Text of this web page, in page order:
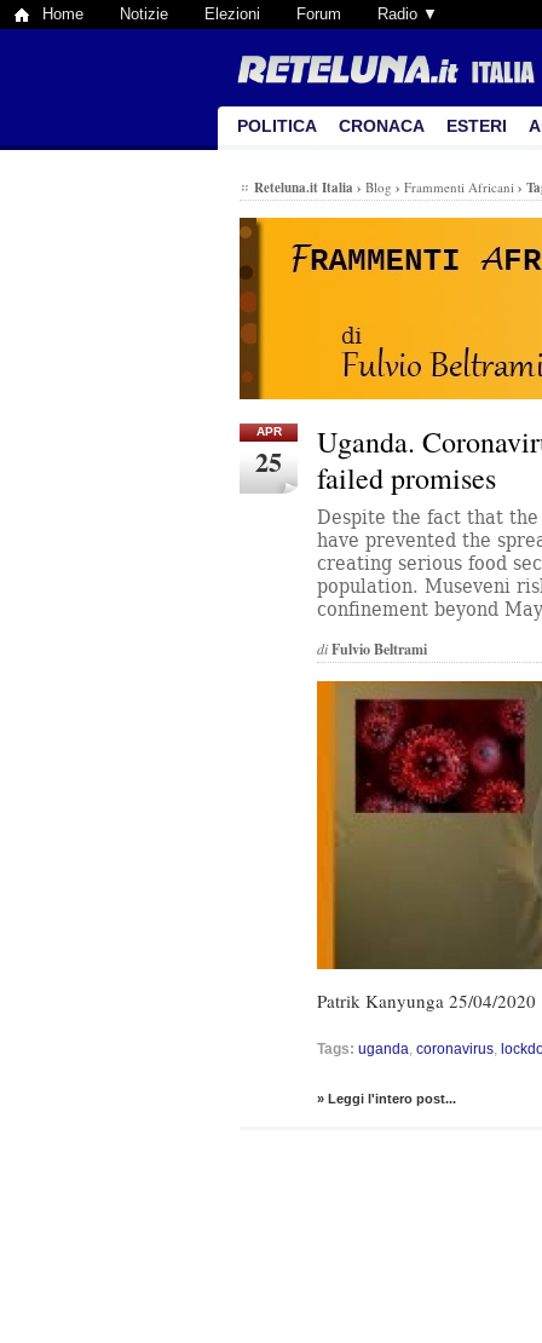
Home Notizie Elezioni Forum Radio ▼
POLITICA CRONACA ESTERI
Reteluna.it Italia › Blog › Frammenti Africani ›
APR
25
Uganda.
failed promises
Despite the fact that
have prevented the
creating serious food
population. Museveni
confinement beyond
diFulvio Beltrami
Patrik Kanyunga 25/04/2020
Tags: uganda coronavirus
» Leggi l'intero post...